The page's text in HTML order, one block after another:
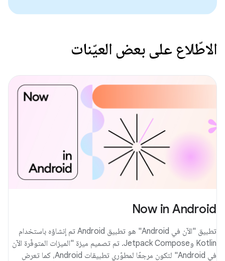
الاطّلاع على بعض العيّنات
Now in Android
تطبيق "الآن في Android" هو تطبيق Android تم إنشاؤه باستخدام
Kotlin وJetpack Compose. تم تصميم ميزة "الميزات المتوفّرة الآن
في Android" لتكون مرجعًا لمطوّري تطبيقات Android، كما تعرض